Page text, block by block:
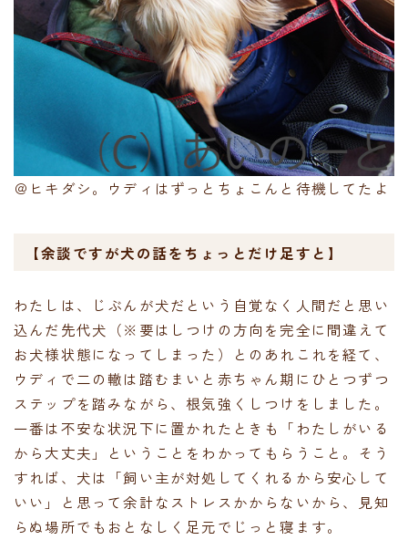
＠ヒキダシ。ウディはずっとちょこんと待機してたよ
【余談ですが犬の話をちょっとだけ足すと】
わたしは、じぶんが犬だという自覚なく人間だと思い
込んだ先代犬（※要はしつけの方向を完全に間違えて
お犬様状態になってしまった）とのあれこれを経て、
ウディで二の轍は踏むまいと赤ちゃん期にひとつずつ
ステップを踏みながら、根気強くしつけをしました。
一番は不安な状況下に置かれたときも「わたしがいる
から大丈夫」ということをわかってもらうこと。そう
すれば、犬は「飼い主が対処してくれるから安心して
いい」と思って余計なストレスかからないから、見知
らぬ場所でもおとなしく足元でじっと寝ます。